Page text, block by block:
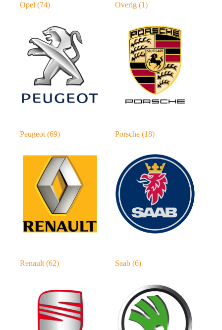
Opel (74) Overig(1)
Peugeot (69) Porsche(18)
Renault (62) Saab(6)